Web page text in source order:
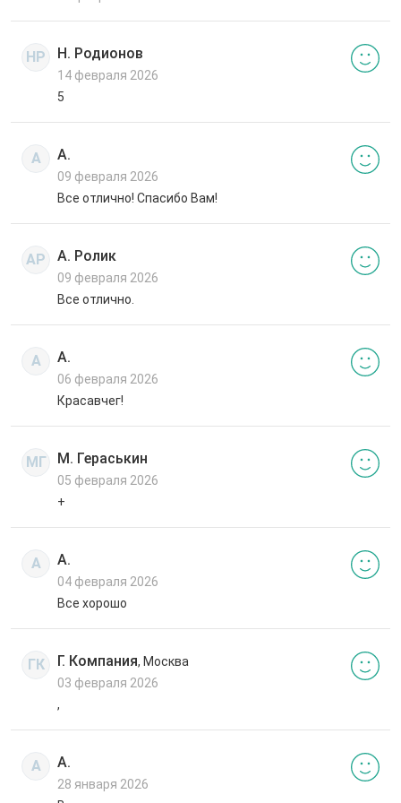
НР Н. Родионов
14 февраля 2026
5
А А.
09 февраля 2026
Все отлично! Спасибо Вам!
АР А. Ролик
09 февраля 2026
Все отлично.
А А.
06 февраля 2026
Красавчег!
МГ М. Гераськин
05 февраля 2026
+
А А.
04 февраля 2026
Все хорошо
ГК Г. Компания, Москва
03 февраля 2026
,
А А.
28 января 2026